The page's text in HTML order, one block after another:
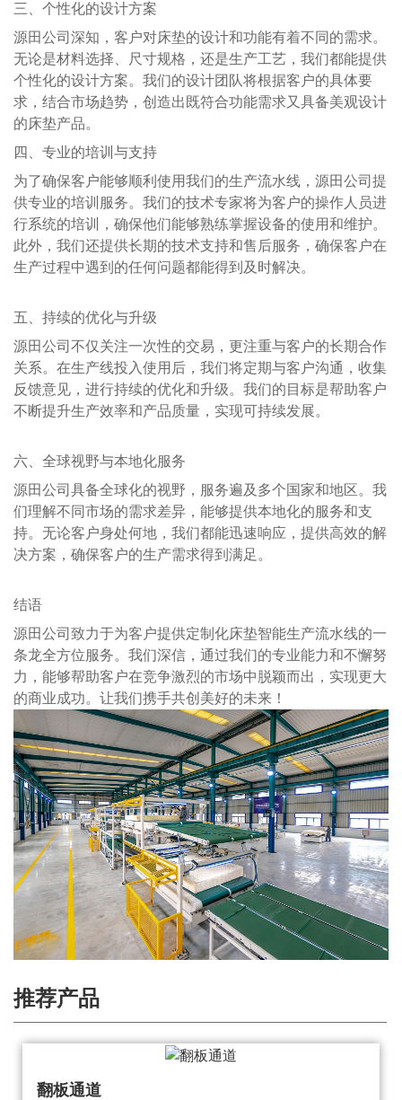
三、个性化的设计方案
源田公司深知，客户对床垫的设计和功能有着不同的需求。
无论是材料选择、尺寸规格，还是生产工艺，我们都能提供
个性化的设计方案。我们的设计团队将根据客户的具体要
求，结合市场趋势，创造出既符合功能需求又具备美观设计
的床垫产品。
四、专业的培训与支持
为了确保客户能够顺利使用我们的生产流水线，源田公司提
供专业的培训服务。我们的技术专家将为客户的操作人员进
行系统的培训，确保他们能够熟练掌握设备的使用和维护。
此外，我们还提供长期的技术支持和售后服务，确保客户在
生产过程中遇到的任何问题都能得到及时解决。
五、持续的优化与升级
源田公司不仅关注一次性的交易，更注重与客户的长期合作
关系。在生产线投入使用后，我们将定期与客户沟通，收集
反馈意见，进行持续的优化和升级。我们的目标是帮助客户
不断提升生产效率和产品质量，实现可持续发展。
六、全球视野与本地化服务
源田公司具备全球化的视野，服务遍及多个国家和地区。我
们理解不同市场的需求差异，能够提供本地化的服务和支
持。无论客户身处何地，我们都能迅速响应，提供高效的解
决方案，确保客户的生产需求得到满足。
结语
源田公司致力于为客户提供定制化床垫智能生产流水线的一
条龙全方位服务。我们深信，通过我们的专业能力和不懈努
力，能够帮助客户在竞争激烈的市场中脱颖而出，实现更大
的商业成功。让我们携手共创美好的未来！
推荐产品
翻板通道